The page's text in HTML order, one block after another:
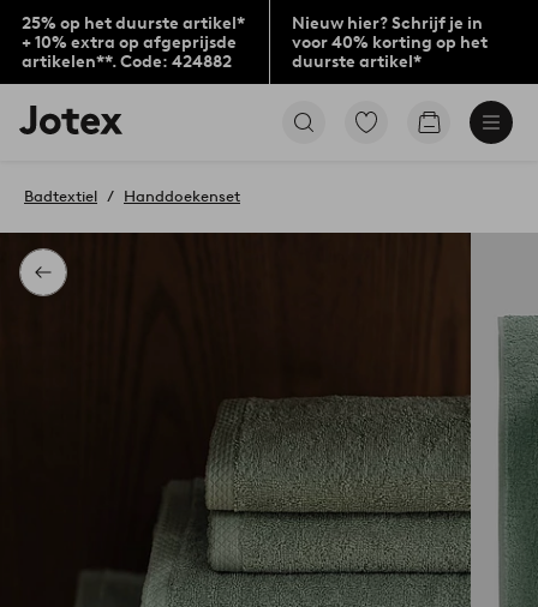
25% op het duurste artikel*
+ 10% extra op afgeprijsde
artikelen**. Code: 424882
Nieuw hier? Schrijf je in
voor 40% korting op het
duurste artikel*
Jotex
logo
to
home
page
Ga
Go
Terug
Badtextiel Handdoekenset